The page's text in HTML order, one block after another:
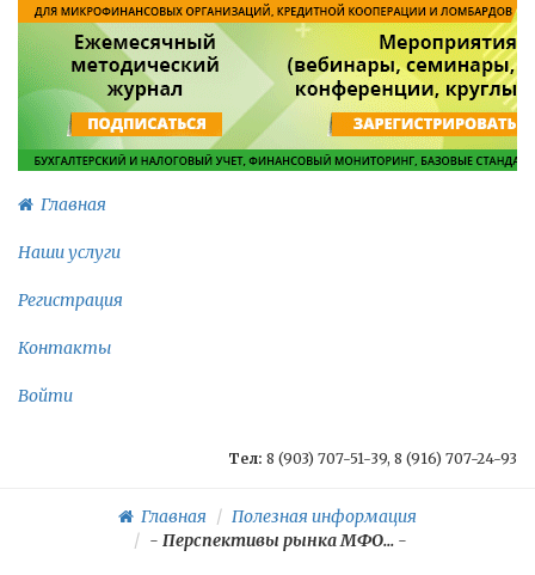
Главная
Наши услуги
Регистрация
Контакты
Войти
Тел: 8 (903) 707-51-39, 8 (916) 707-24-93
Главная
Полезная информация
- Перспективы рынка МФО... -